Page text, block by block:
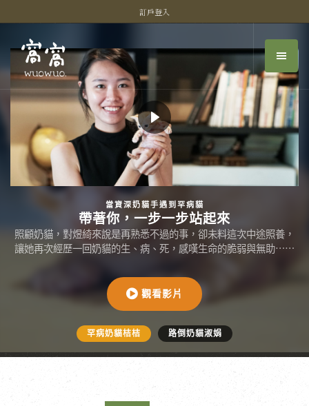
訂戶登入
當資深奶貓手遇到罕病貓
帶著你，一步一步站起來
照顧奶貓，對煜綺來說是再熟悉不過的事，卻未料這次中途照養，
讓她再次經歷一回奶貓的生、病、死，感嘆生命的脆弱與無助⋯⋯
觀看影片
罕病奶貓桔桔 路倒奶貓淑娟